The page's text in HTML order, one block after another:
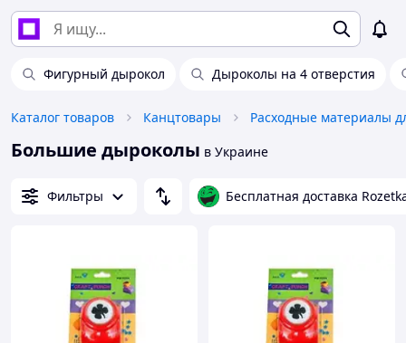
Фигурный дырокол Дыроколы на 4 отверстия
Каталог товаров Канцтовары Расходные материалы
Большие дыроколы в Украине
Фильтры Бесплатная доставка